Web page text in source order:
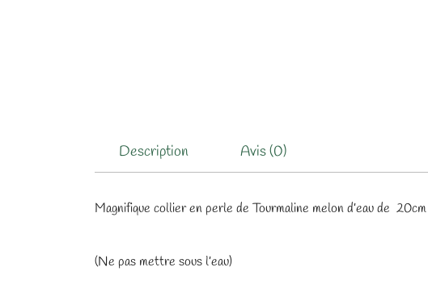
Description Avis (0)
Magnifique collier en perle de Tourmaline melon d’eau de
(Ne pas mettre sous l’eau)